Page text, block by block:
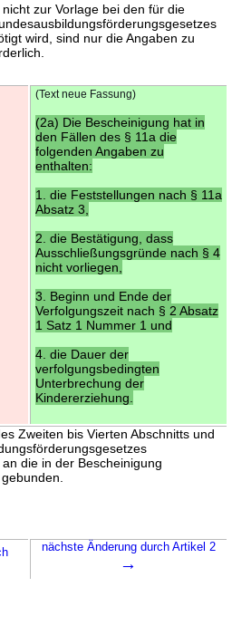
zur Vorlage bei den für die
wird, sind nur die Angaben zu
(Text neue Fassung)
(2a) Die Bescheinigung hat in
den Fällen des § 11a die
folgenden Angaben zu
enthalten:
1. die Feststellungen nach § 11a
Absatz 3,
2. die Bestätigung, dass
Ausschließungsgründe nach § 4
nicht vorliegen,
3. Beginn und Ende der
Verfolgungszeit nach § 2 Absatz
1 Satz 1 Nummer 1 und
4. die Dauer der
verfolgungsbedingten
Unterbrechung der
Kindererziehung.
Zweiten bis Vierten Abschnitts und
die in der Bescheinigung
nächste Änderung durch Artikel 2
→